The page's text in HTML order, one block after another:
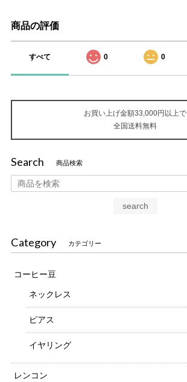
商品の評価
すべて 0 0
お買い上げ金額33,000円以上で
全国送料無料
Search 商品検索
search
Category カテゴリー
コーヒー豆
ネックレス
ピアス
イヤリング
レンコン